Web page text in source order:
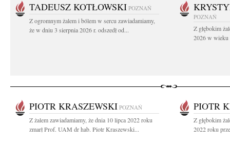
TADEUSZ KOTŁOWSKI POZNAŃ
Z ogromnym żalem i bólem w sercu zawiadamiamy,
że w dniu 3 sierpnia 2026 r. odszedł od...
POZNAŃ
Z głębokim
2026 w wieku
PIOTR KRASZEWSKI POZNAŃ
Z żalem zawiadamiamy, że dnia 10 lipca 2022 roku
zmarł Prof. UAM dr hab. Piotr Kraszewski...
PIOTR
Z głębokim
2022 roku